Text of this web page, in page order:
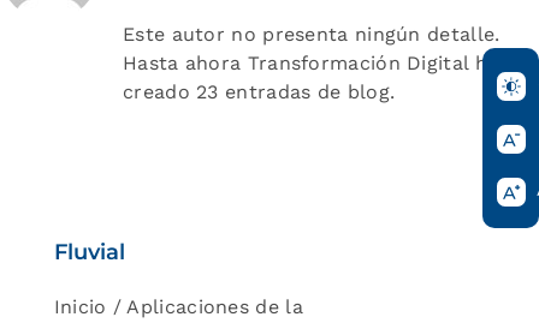
Este autor no presenta ningún detalle.
Hasta ahora Transformación Digital ha
creado 23 entradas de blog.
Fluvial
Inicio / Aplicaciones de la